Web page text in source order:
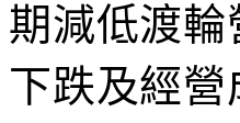
期減低渡
下跌及經